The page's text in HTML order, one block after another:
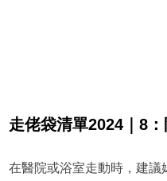
走佬袋清單2024｜8
在醫院或浴室走動時，建議